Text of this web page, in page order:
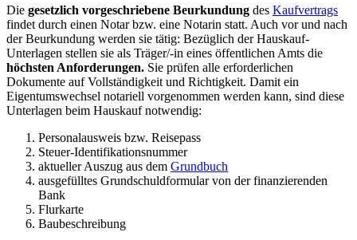
Die gesetzlich vorgeschriebene Beurkundung des Kaufvertrags
findet durch einen Notar bzw. eine Notarin statt. Auch vor und nach
der Beurkundung werden sie tätig: Bezüglich der Hauskauf-
Unterlagen stellen sie als Träger/-in eines öffentlichen Amts die
höchsten Anforderungen. Sie prüfen alle erforderlichen
Dokumente auf Vollständigkeit und Richtigkeit. Damit ein
Eigentumswechsel notariell vorgenommen werden kann, sind diese
Unterlagen beim Hauskauf notwendig:
Personalausweis bzw. Reisepass
Steuer-Identifikationsnummer
aktueller Auszug aus dem Grundbuch
ausgefülltes Grundschuldformular von der finanzierenden
Bank
Flurkarte
Baubeschreibung